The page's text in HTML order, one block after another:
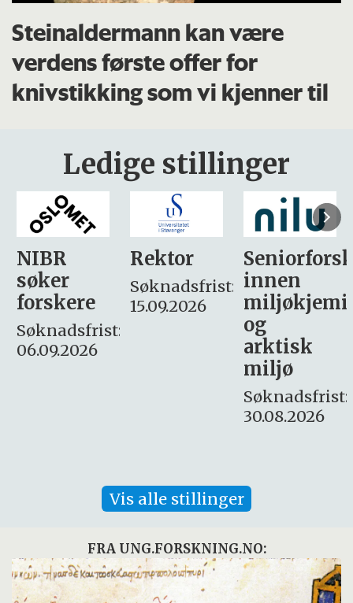
Steinaldermann kan være
verdens første offer for
knivstikking som vi kjenner til
Ledige stillinger
Rektor
Søknadsfrist:
15.09.2026
Seniorforsker
innen
miljøkjemi
søker
– fast
Søknadsfrist:
16. august.
Vis alle stillinger
FRA UNG.FORSKNING.NO: